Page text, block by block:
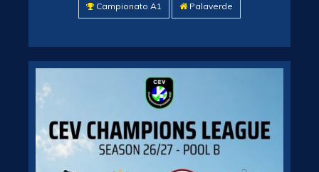
Campionato A1 Palaverde